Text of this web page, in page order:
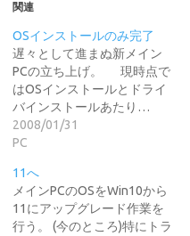
関連
OSインストールのみ完了
遅々として進まぬ新メイン
PCの立ち上げ。 現時点で
はOSインストールとドライ
バインストールあたり…
2008/01/31
PC
11へ
メインPCのOSをWin10から
11にアップグレード作業を
行う。 (今のところ)特にトラ